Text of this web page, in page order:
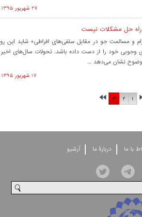
۲۷ شهريور ۱۳۹۵ ساعت ۱۲:۱۰
حل مشکلات نیست
و مسالمت جو در مقابل سلفی‌های افراطی» شاید این
وجوبی خود را از دست داده باشد. تحولات سال‌های اخیر
وضوح نشان می‌دهد ...
۱۷ شهريور ۱۳۹۵ ساعت ۱۰:۱۹
۱ ۲ ۳
با ما دربارۀ ما آرشيو